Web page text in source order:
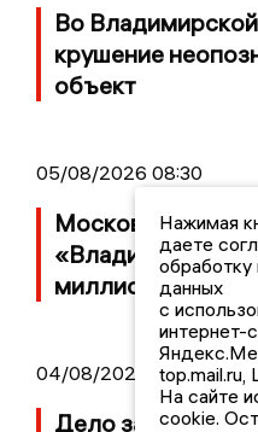
Во
крушение
объект
05/08/2026 08:30
Московский ЧОП
«Владимирскому
миллионов рублей
04/08/2026 15:40
Дело
Нажимая
даете
обработку
данных
с
интернет-
top.mail.ru,
На сайте
cookie.